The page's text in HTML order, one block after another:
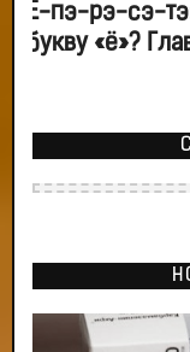
Ё-пэ-рэ-сэ-
букву «ё»?